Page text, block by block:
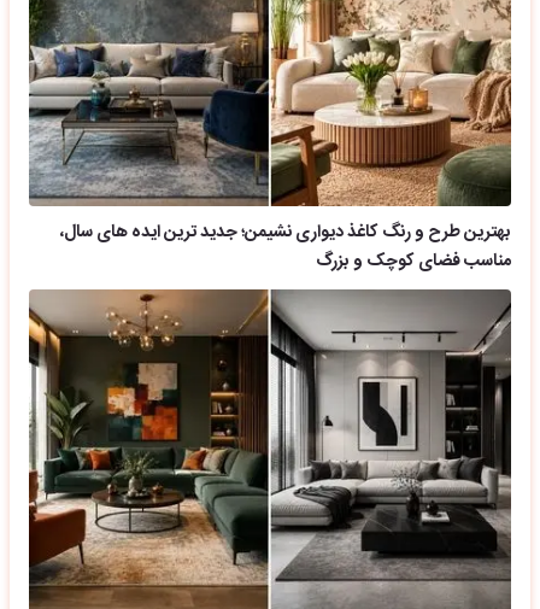
بهترین طرح و رنگ کاغذ دیواری نشیمن؛ جدید ترین ایده های سال،
مناسب فضای کوچک و بزرگ